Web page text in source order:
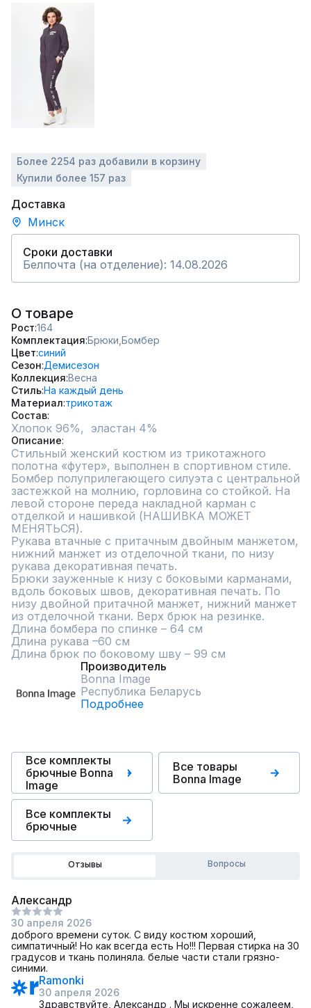
Более 2254 раз добавили в корзину
Купили более 157 раз
Доставка
Минск
Сроки доставки
Белпочта (на отделение): 14.08.2026
О товаре
Рост 164
Комплектация Брюки, Бомбер
Цвет синий
Сезон Демисезон
Коллекция Весна
СтильНа каждый день
Материал трикотаж
Состав
Хлопок 96%,  эластан 4%
Описание
Стильный женский костюм из трикотажного
полотна «футер», выполнен в спортивном стиле.
Бомбер полуприлегающего силуэта с центральной
застежкой на молнию, горловина со стойкой. На
левой стороне переда накладной карман с
отделкой и нашивкой (НАШИВКА МОЖЕТ
МЕНЯТЬСЯ).
Рукава втачные с притачным двойным манжетом,
нижний манжет из отделочной ткани, по низу
рукава декоративная печать.
Брюки зауженные к низу с боковыми карманами,
вдоль боковых швов, декоративная печать. По
низу двойной притачной манжет, нижний манжет
из отделочной ткани. Верх брюк на резинке.
Длина бомбера по спинке – 64 см
Длина рукава –60 см
Длина брюк по боковому шву – 99 см
Производитель
Bonna Image
Республика Беларусь
Подробнее
Все комплекты
брючные Bonna
Image
Все товары
Bonna Image
Все комплекты
брючные
Отзывы Вопросы
Александр
30 апреля 2026
доброго времени суток. С виду костюм хороший,
симпатичный! Но как всегда есть Но!!! Первая стирка на 30
градусов и ткань полиняла. белые части стали грязно-
синими.
Ramonki
30 апреля 2026
Здравствуйте, Александр . Мы искренне сожалеем,